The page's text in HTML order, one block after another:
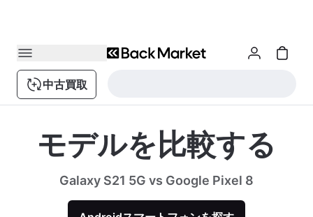
中古買取
モデルを比較する
Galaxy S21 5G vs Google Pixel 8